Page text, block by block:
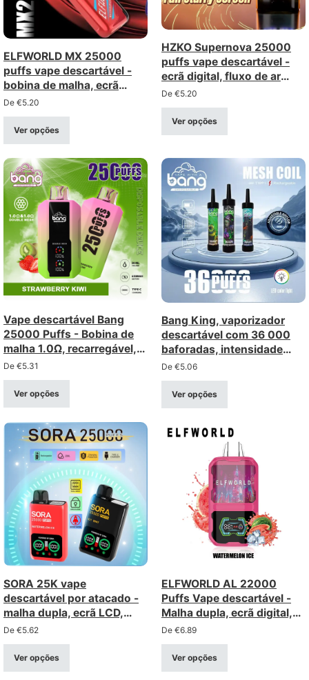
ELFWORLD MX 25000
puffs vape descartável -
bobina de malha, ecrã
digital, fluxo de ar ajustável
De €5.20
Ver opções
HZKO Supernova 25000
puffs vape descartável -
ecrã digital, fluxo de ar
ajustável, bobina de rede
De €5.20
Ver opções
Vape descartável Bang
25000 Puffs - Bobina de
malha 1.0Ω, recarregável,
visor
De €5.31
Ver opções
Bang King, vaporizador
descartável com 36 000
baforadas, intensidade
0/2/3/5%, recarregável
com luz LED colorida,
compra a granel, preço
grossista
De €5.06
Ver opções
SORA 25K vape
descartável por atacado -
malha dupla, ecrã LCD,
25.000 baforadas
De €5.62
Ver opções
ELFWORLD AL 22000
Puffs Vape descartável -
Malha dupla, ecrã digital,
fluxo de ar ajustável
De €6.89
Ver opções